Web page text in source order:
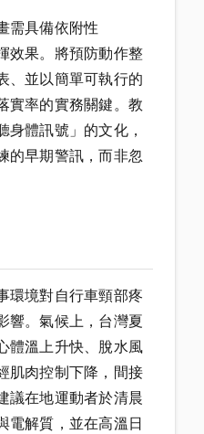
需具備依附性
效果。將預防動作整
、並以簡單可執行的
實率的實務關鍵。教
身體訊號」的文化，
的早期警訊，而非忽
環境對自行車頸部疼
響。氣候上，台灣夏
體溫上升快、脫水風
肌肉控制下降，間接
議在地運動者於清晨
電解質，並在高溫日